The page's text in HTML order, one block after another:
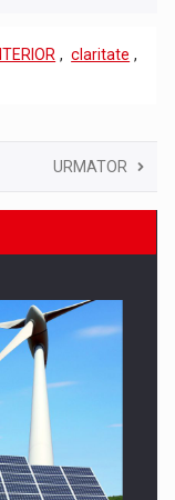
, claritate ,
URMATOR